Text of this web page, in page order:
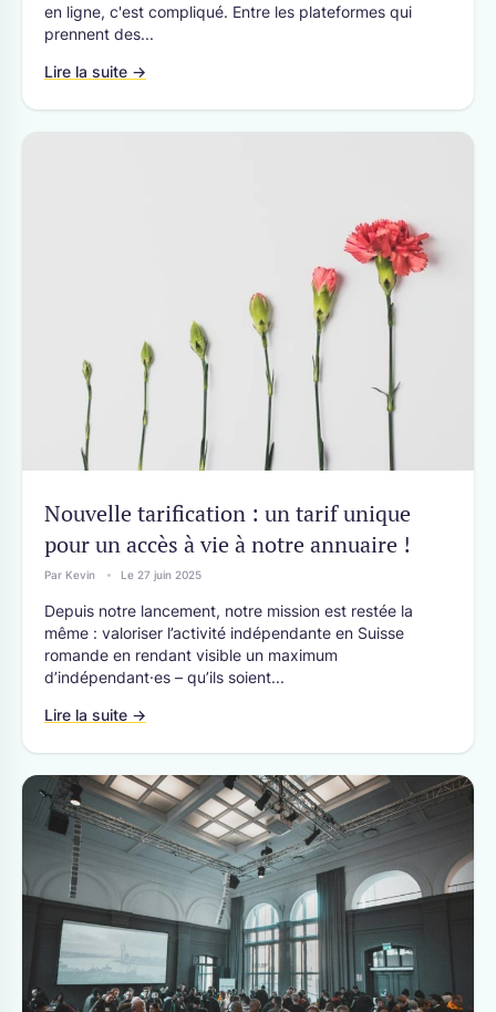
en ligne, c'est compliqué. Entre les plateformes qui
prennent des...
Lire la suite →
Nouvelle tarification : un tarif unique
pour un accès à vie à notre annuaire !
Par Kevin Le 27 juin 2025
Depuis notre lancement, notre mission est restée la
même : valoriser l’activité indépendante en Suisse
romande en rendant visible un maximum
d’indépendant·es – qu’ils soient...
Lire la suite →